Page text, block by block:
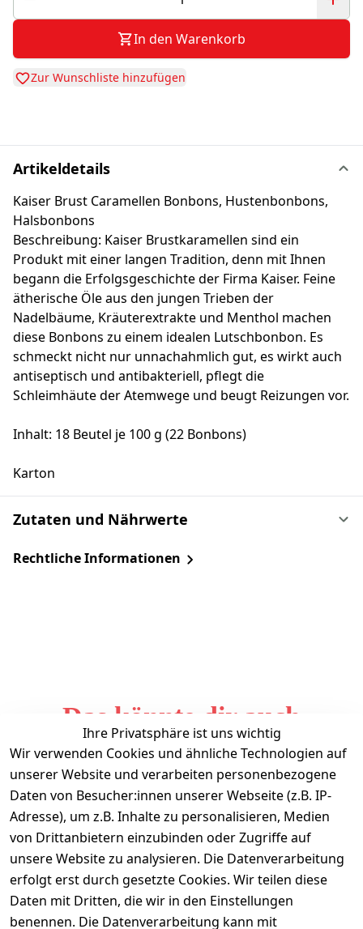
In den Warenkorb
Zur Wunschliste hinzufügen
Artikeldetails
Kaiser Brust Caramellen Bonbons, Hustenbonbons,
Halsbonbons
Beschreibung: Kaiser Brustkaramellen sind ein
Produkt mit einer langen Tradition, denn mit Ihnen
begann die Erfolgsgeschichte der Firma Kaiser. Feine
ätherische Öle aus den jungen Trieben der
Nadelbäume, Kräuterextrakte und Menthol machen
diese Bonbons zu einem idealen Lutschbonbon. Es
schmeckt nicht nur unnachahmlich gut, es wirkt auch
antiseptisch und antibakteriell, pflegt die
Schleimhäute der Atemwege und beugt Reizungen vor.
Inhalt: 18 Beutel je 100 g (22 Bonbons)
Karton
Zutaten und Nährwerte
Rechtliche Informationen
Das könnte dir auch
gefallen
Ihre Privatsphäre ist uns wichtig
Wir verwenden Cookies und ähnliche Technologien auf
unserer Website und verarbeiten personenbezogene
Daten von Besucher:innen unserer Webseite (z.B. IP-
Adresse), um z.B. Inhalte zu personalisieren, Medien
von Drittanbietern einzubinden oder Zugriffe auf
unsere Website zu analysieren. Die Datenverarbeitung
erfolgt erst durch gesetzte Cookies. Wir teilen diese
Daten mit Dritten, die wir in den Einstellungen
benennen. Die Datenverarbeitung kann mit
Informationen